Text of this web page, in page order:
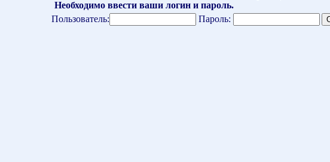
Необходимо ввести ваши логин и пароль.
Пользователь:
Пароль: